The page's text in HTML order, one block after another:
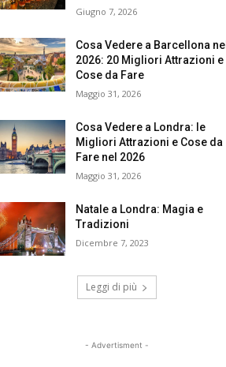
Giugno 7, 2026
Cosa Vedere a Barcellona nel
2026: 20 Migliori Attrazioni e
Cose da Fare
Maggio 31, 2026
Cosa Vedere a Londra: le
Migliori Attrazioni e Cose da
Fare nel 2026
Maggio 31, 2026
Natale a Londra: Magia e
Tradizioni
Dicembre 7, 2023
Leggi di più
- Advertisment -